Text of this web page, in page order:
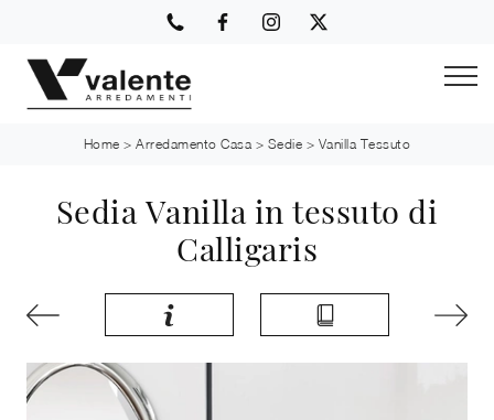
Home >Arredamento Casa > Sedie > Vanilla Tessuto
Sedia Vanilla in tessuto di
Calligaris